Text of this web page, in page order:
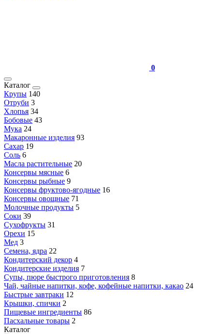
0
Каталог
Крупы 140
Отруби 3
Хлопья 34
Бобовые 43
Мука 24
Макаронные изделия 93
Сахар 19
Соль 6
Масла растительные 20
Консервы мясные 6
Консервы рыбные 9
Консервы фруктово-ягодные 16
Консервы овощные 71
Молочные продукты 5
Соки 39
Сухофрукты 31
Орехи 15
Мед 3
Семена, ядра 22
Кондитерский декор 4
Кондитерские изделия 7
Супы, пюре быстрого приготовления 8
Чай, чайные напитки, кофе, кофейные напитки, какао 24
Быстрые завтраки 12
Крышки, спички 2
Пищевые ингредиенты 86
Пасхальные товары 2
Каталог